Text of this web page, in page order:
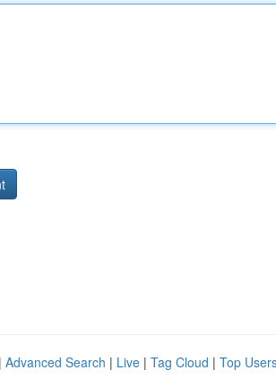
Advanced Search | Live | Tag Cloud | Top